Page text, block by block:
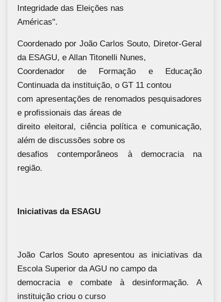
Integridade das Eleições nas
Américas".
Coordenado por João Carlos Souto, Diretor-Geral
da ESAGU, e Allan Titonelli Nunes,
Coordenador de Formação e Educação
Continuada da instituição, o GT 11 contou
com apresentações de renomados pesquisadores
e profissionais das áreas de
direito eleitoral, ciência política e comunicação,
além de discussões sobre os
desafios contemporâneos à democracia na
região.
Iniciativas da ESAGU
João Carlos Souto apresentou as iniciativas da
Escola Superior da AGU no campo da
democracia e combate à desinformação. A
instituição criou o curso